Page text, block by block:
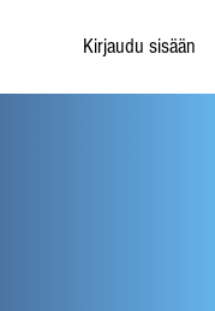
Kirjaudu sisään